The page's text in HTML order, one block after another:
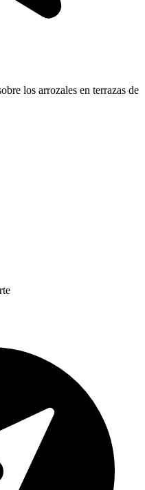
los arrozales en terrazas de